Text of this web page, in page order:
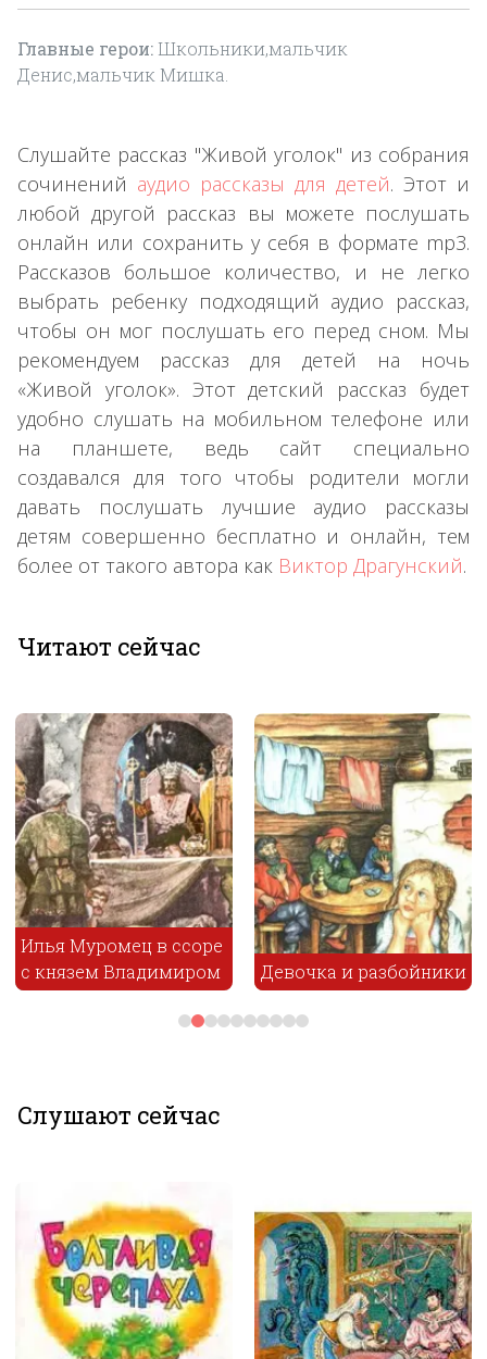
Главные герои: Школьники,мальчик
Денис,мальчик Мишка.
Слушайте рассказ "Живой уголок" из собрания
сочинений аудио рассказы для детей. Этот и
любой другой рассказ вы можете послушать
онлайн или сохранить у себя в формате mp3.
Рассказов большое количество, и не легко
выбрать ребенку подходящий аудио рассказ,
чтобы он мог послушать его перед сном. Мы
рекомендуем рассказ для детей на ночь
«Живой уголок». Этот детский рассказ будет
удобно слушать на мобильном телефоне или
на планшете, ведь сайт специально
создавался для того чтобы родители могли
давать послушать лучшие аудио рассказы
детям совершенно бесплатно и онлайн, тем
более от такого автора как Виктор Драгунский.
Читают сейчас
Илья Муромец в ссоре
с князем Владимиром
Девочка и разбойники
Слушают сейчас